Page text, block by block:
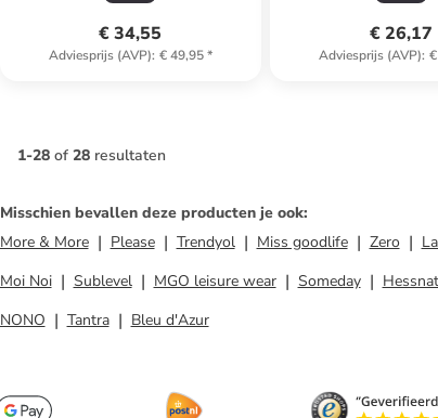
€ 34,55
Adviesprijs (AVP): € 49,95*
€ 26,17
Adviesprijs (AVP):
1-28 of 28 resultaten
Misschien bevallen deze producten je ook:
More & More
Please Trendyol Miss goodlife Zero
Moi Noi
Sublevel MGO leisure wear Someday
NONO
Tantra Bleu d'Azur